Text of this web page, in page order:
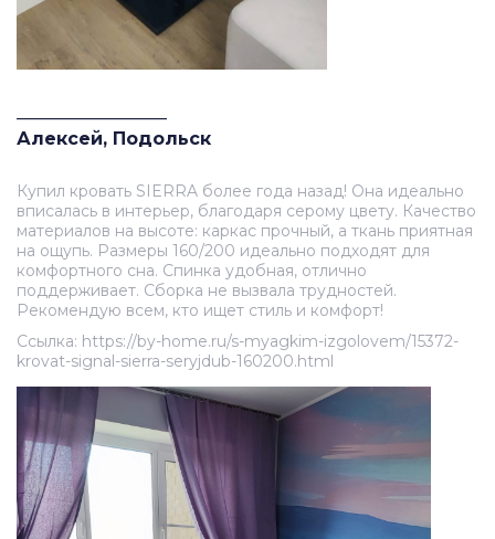
Алексей, Подольск
Купил кровать SIERRA более года назад! Она идеально
вписалась в интерьер, благодаря серому цвету. Качество
материалов на высоте: каркас прочный, а ткань приятная
на ощупь. Размеры 160/200 идеально подходят для
комфортного сна. Спинка удобная, отлично
поддерживает. Сборка не вызвала трудностей.
Рекомендую всем, кто ищет стиль и комфорт!
Ссылка: https://by-home.ru/s-myagkim-izgolovem/15372-
krovat-signal-sierra-seryjdub-160200.html